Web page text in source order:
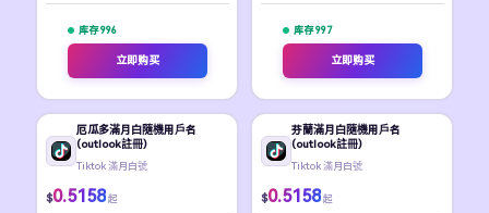
库存 996
立即购买
库存 997
立即购买
厄瓜多滿月白隨機用戶名
(outlook註冊)
Tiktok 滿月白號
$0.5158 起
芬蘭滿月白隨機用戶名
(outlook註冊)
Tiktok 滿月白號
$0.5158 起